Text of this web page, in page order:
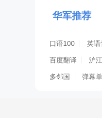
华军推荐
口语100 英语
百度翻译 沪
多邻国 弹幕